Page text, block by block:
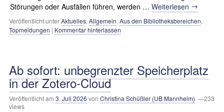
Störungen oder Ausfällen führen, werden … Weiterlesen →
Veröffentlicht unterAktuelles, Allgemein, Aus den Bibliotheksbereichen,
Topmeldungen | Kommentar hinterlassen
Ab sofort: unbegrenzter Speicherplatz
in der Zotero-Cloud
Veröffentlicht am 3. Juli 2026 von Christina Schüßler (UB Mannheim) —233
views